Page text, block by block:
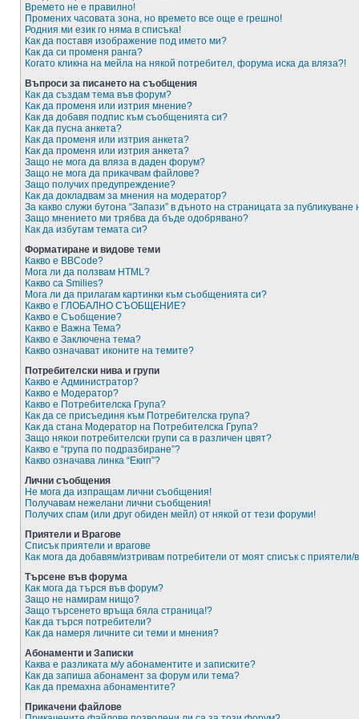
Времето не е правилно!
Промених часовата зона, но времето все още е грешно!
Родния ми език го няма в списъка!
Как да поставя изображение под името ми?
Как да си променя ранга?
Когато кликна на мейла на някой потребител, форума иска да вляза?!
Въпроси за писането на съобщения
Как да създам тема във форум?
Как да променя или изтрия мнение?
Как да добавя подпис към съобщенията си?
Как да пусна анкета?
Как да променя или изтрия анкета?
Как да променя или изтрия анкета?
Защо не мога да вляза в даден форум?
Защо не мога да прикачвам файлове?
Защо получих предупреждение?
Как да докладвам за мнения на модератор?
За какво служи бутона “Запази” в дъното на страницата за
Защо мнението ми трябва да бъде одобрявано?
Как да избутам темата си?
Форматиране и видове теми
Какво е BBCode?
Мога ли да ползвам HTML?
Какво са Smilies?
Мога ли да прилагам картинки към съобщенията си?
Какво е ГЛОБАЛНО СЪОБЩЕНИЕ?
Какво е Съобщение?
Какво е Важна Тема?
Какво е Заключена тема?
Какво означават иконите на темите?
Потребителски нива и групи
Какво е Администратор?
Какво е Модератор?
Какво е Потребителска Група?
Как да се присъединя към Потребителска група?
Как да стана Модератор на Потребителска Група?
Защо някои потребителски групи са в различен цвят?
Какво е “група по подразбиране”?
Какво означава линка “Екип”?
Лични съобщения
Не мога да изпращам лични съобщения!
Получавам нежелани лични съобщения!
Получих спам (или друг обиден мейл) от някой от тези форуми!
Приятели и Врагове
Списък приятели и врагове
Как мога да добавям/изтривам потребители от моят списък с приятели/
Търсене във форума
Как мога да търся във форум?
Защо не намирам нищо?
Защо търсенето връща бяла страница!?
Как да търся потребители?
Как да намеря личните си теми и мнения?
Абонаменти и Записки
Каква е разликата м/у абонаментите и записките?
Как да запиша абонамент за форум или тема?
Как да премахна абонаментите?
Прикачени файлове